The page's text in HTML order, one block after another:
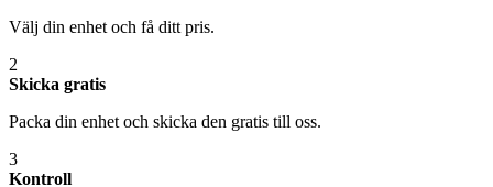
Välj din enhet och få ditt pris.
2
Skicka gratis
Packa din enhet och skicka den gratis till oss.
3
Kontroll